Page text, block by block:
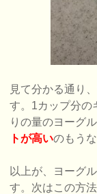
見て分かる通り
す。1カップ分の
りの量のヨーグ
トが高いのもう
以上が、ヨーグ
す。次はこの方